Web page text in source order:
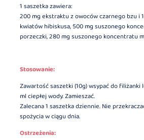
1 saszetka zawiera:
200 mg ekstraktu z owoców czarnego bzu i
kwiatów hibiskusa, 500 mg suszonego
porzeczki, 280 mg suszonego koncentratu
Stosowanie:
Zawartość saszetki (10g) wsypać do filiżanki
ml ciepłej wody. Zamieszać.
Zalecana 1 saszetka dziennie. Nie
spożycia w ciągu dnia.
Ostrzeżenia: